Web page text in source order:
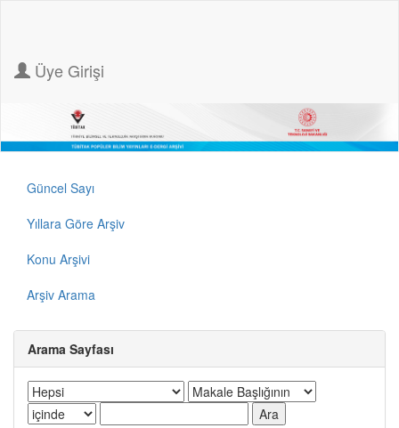
Üye Girişi
Güncel Sayı
Yıllara Göre Arşiv
Konu Arşivi
Arşiv Arama
Arama Sayfası